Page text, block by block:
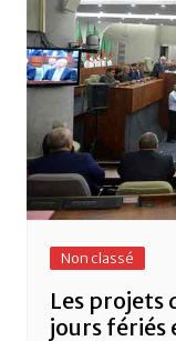
Non classé
Les projets
jours fériés